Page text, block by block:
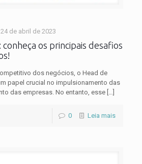
24 de abril de 2023
os principais desafios
dos negócios, o Head de
papel crucial no impulsionamento das
das empresas. No entanto, esse[…]
0 Leia mais